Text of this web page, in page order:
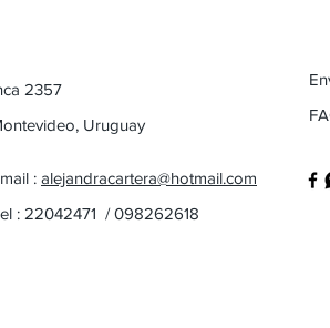
2357
Uruguay
: alejandracartera@hotmail.com
: 22042471 / 098262618